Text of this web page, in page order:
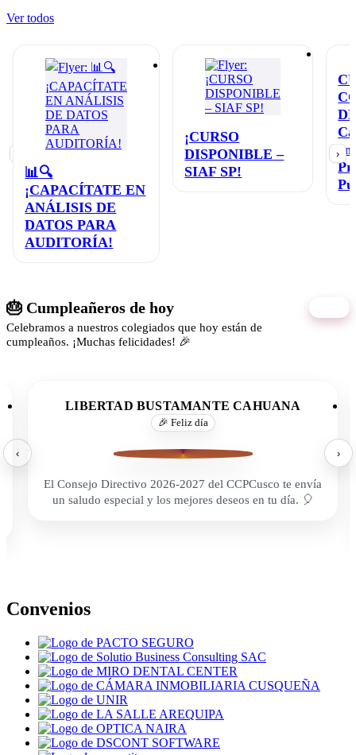
Ver todos
📊🔍
¡CAPACÍTATE EN
ANÁLISIS DE
DATOS PARA
AUDITORÍA!
¡CURSO
DISPONIBLE –
SIAF SP!
en
›
🎂 Cumpleañeros de hoy
Celebramos a nuestros colegiados que hoy están de
cumpleaños. ¡Muchas felicidades! 🎉
‹
LIBERTAD BUSTAMANTE CAHUANA
🎉 Feliz día
El Consejo Directivo 2026-2027 del CCPCusco te envía
un saludo especial y los mejores deseos en tu día. 🎈
›
Convenios